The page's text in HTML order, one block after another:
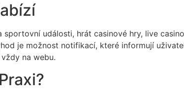
události, hrát casinové hry, live
je možnost notifikací, které informují
na webu.